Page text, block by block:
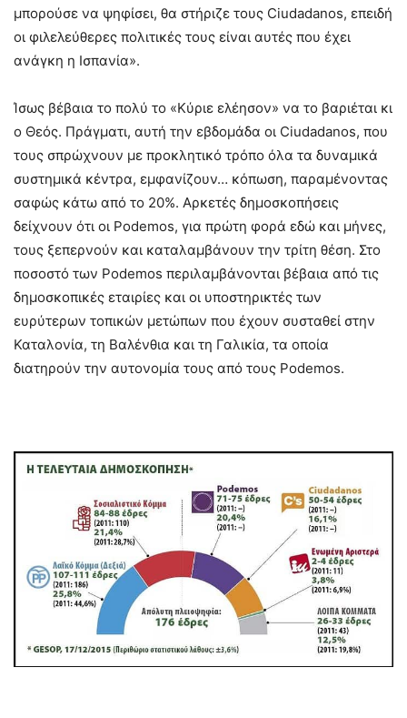
μπορούσε να ψηφίσει, θα στήριζε τους Ciudadanos, επειδή
οι φιλελεύθερες πολιτικές τους είναι αυτές που έχει
ανάγκη η Ισπανία».
Ίσως βέβαια το πολύ το «Κύριε ελέησον» να το βαριέται κι
ο Θεός. Πράγματι, αυτή την εβδομάδα οι Ciudadanos, που
τους σπρώχνουν με προκλητικό τρόπο όλα τα δυναμικά
συστημικά κέντρα, εμφανίζουν… κόπωση, παραμένοντας
σαφώς κάτω από το 20%. Αρκετές δημοσκοπήσεις
δείχνουν ότι οι Podemos, για πρώτη φορά εδώ και μήνες,
τους ξεπερνούν και καταλαμβάνουν την τρίτη θέση. Στο
ποσοστό των Podemos περιλαμβάνονται βέβαια από τις
δημοσκοπικές εταιρίες και οι υποστηρικτές των
ευρύτερων τοπικών μετώπων που έχουν συσταθεί στην
Καταλονία, τη Βαλένθια και τη Γαλικία, τα οποία
διατηρούν την αυτονομία τους από τους Podemos.